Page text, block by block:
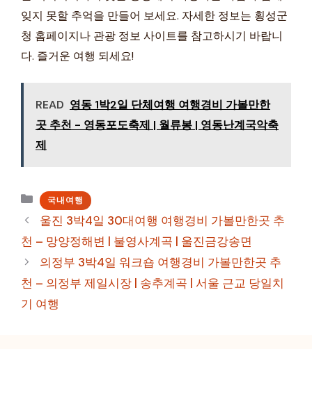
잊지 못할 추억을 만들어 보세요. 자세한 정보는 횡성군
청 홈페이지나 관광 정보 사이트를 참고하시기 바랍니
다. 즐거운 여행 되세요!
READ 영동 1박2일 단체여행 여행경비 가볼만한
곳 추천 - 영동포도축제 | 월류봉 | 영동난계국악축
제
카
테
리
국내여행
울진 3박4일 30대여행 여행경비 가볼만한곳 추
천 – 망양정해변 | 불영사계곡 | 울진금강송면
의정부 3박4일 워크숍 여행경비 가볼만한곳 추
천 – 의정부 제일시장 | 송추계곡 | 서울 근교 당일치
기 여행